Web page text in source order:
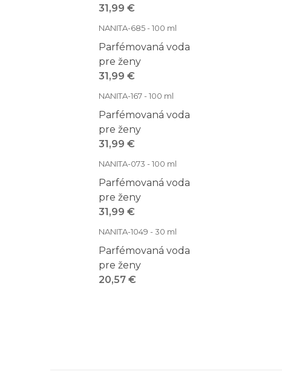
31,99 €
NANITA-685 - 100 ml
Parfémovaná voda
pre ženy
31,99 €
NANITA-167 - 100 ml
Parfémovaná voda
pre ženy
31,99 €
NANITA-073 - 100 ml
Parfémovaná voda
pre ženy
31,99 €
NANITA-1049 - 30 ml
Parfémovaná voda
pre ženy
20,57 €